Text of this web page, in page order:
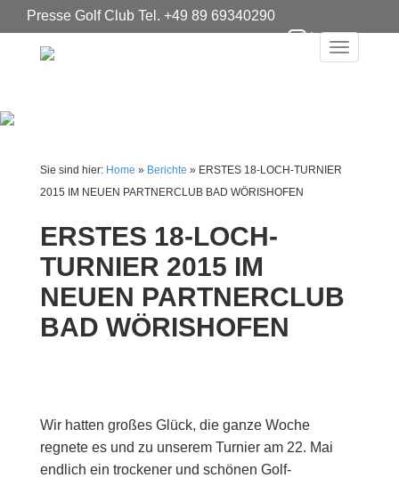
Presse Golf Club Tel. +49 89 69340290
Instagram
Toggle
Sie sind hier: Home » Berichte » ERSTES 18-LOCH-TURNIER
2015 IM NEUEN PARTNERCLUB BAD WÖRISHOFEN
ERSTES 18-LOCH-
TURNIER 2015 IM
NEUEN PARTNERCLUB
BAD WÖRISHOFEN
Wir hatten großes Glück, die ganze Woche
regnete es und zu unserem Turnier am 22. Mai
endlich ein trockener und schönen Golf-